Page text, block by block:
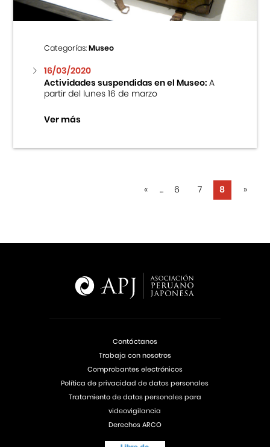
Categorías:Museo
16/03/2020
Actividades suspendidas en el Museo:A
partir del lunes 16 de marzo
Ver más
« ... 6 7 8 »
Contáctanos
Trabaja con nosotros
Comprobantes electrónicos
Política de privacidad de datos personales
Tratamiento de datos personales para
videovigilancia
Derechos ARCO